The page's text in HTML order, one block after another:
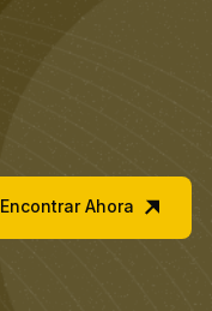
Encontrar Ahora